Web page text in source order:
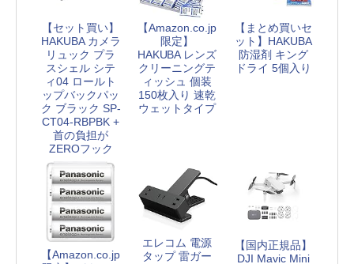
【セット買い】
HAKUBA カメラ
リュック プラ
スシェル シテ
ィ04 ロールト
ップバックパッ
ク ブラック SP-
CT04-RBPBK +
首の負担が
ZEROフック
【Amazon.co.jp
限定】
HAKUBA レンズ
クリーニングテ
ィッシュ 個装
150枚入り 速乾
ウェットタイプ
【まとめ買いセ
ット】HAKUBA
防湿剤 キング
ドライ 5個入り
【Amazon.co.jp
エレコム 電源
タップ 雷ガー
【国内正規品】
DJI Mavic Mini